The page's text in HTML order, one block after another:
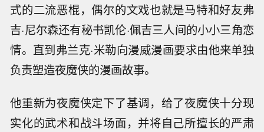
式的二流恶棍，偶尔的文戏也就是马特和好友弗
吉·尼尔森还有秘书凯伦·佩吉三人间的小小三角恋
情。直到弗兰克·米勒向漫威漫画要求由他来单独
负责塑造夜魔侠的漫画故事。
他重新为夜魔侠定下了基调，给了夜魔侠十分现
实化的武术和战斗场面，并将自己所擅长的严肃